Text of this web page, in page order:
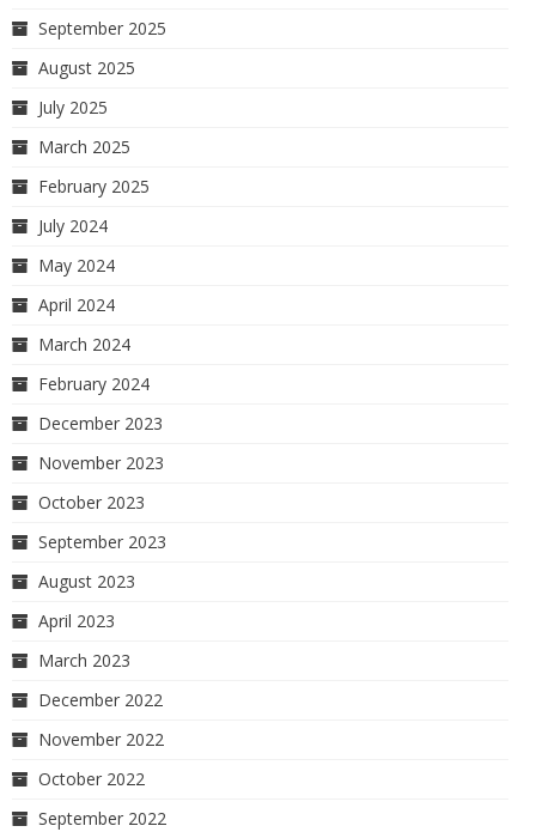
September 2025
August 2025
July 2025
March 2025
February 2025
July 2024
May 2024
April 2024
March 2024
February 2024
December 2023
November 2023
October 2023
September 2023
August 2023
April 2023
March 2023
December 2022
November 2022
October 2022
September 2022